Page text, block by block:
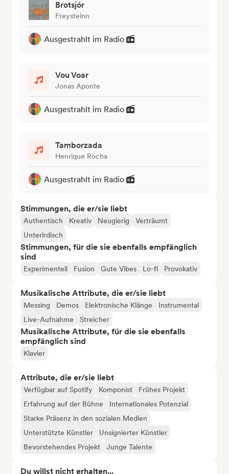
Brotsjór
Freysteinn
Ausgestrahlt im Radio
Vou Voar
Jonas Aponte
Ausgestrahlt im Radio
Tamborzada
Henrique Rocha
Ausgestrahlt im Radio
Stimmungen, die er/sie liebt
Authentisch Kreativ Neugierig
Verträumt
Unterirdisch
Stimmungen, für die sie ebenfalls empfänglich
sind
Experimentell Fusion Gute Vibes Lo-fi Provokativ
Musikalische Attribute, die er/sie liebt
Messing Demos Elektronische Klänge
Instrumental
Live-Aufnahme
Streicher
Musikalische Attribute, für die sie ebenfalls
empfänglich sind
Klavier
Attribute, die er/sie liebt
Verfügbar auf Spotify Komponist
Frühes Projekt
Erfahrung auf der Bühne
Internationales Potenzial
Starke Präsenz in den sozialen Medien
Unterstützte Künstler
Unsignierter Künstler
Bevorstehendes Projekt
Junge Talente
Du willst nicht erhalten...